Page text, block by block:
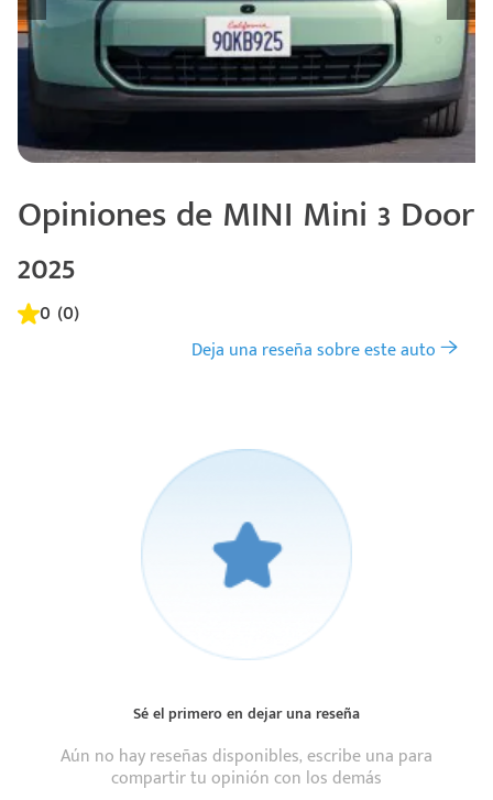
Postal
Ingresar
Opiniones de MINI Mini 3 Door
2025
0 (0)
Deja una reseña sobre este auto
Sé el primero en dejar una reseña
Aún no hay reseñas disponibles, escribe una para
compartir tu opinión con los demás